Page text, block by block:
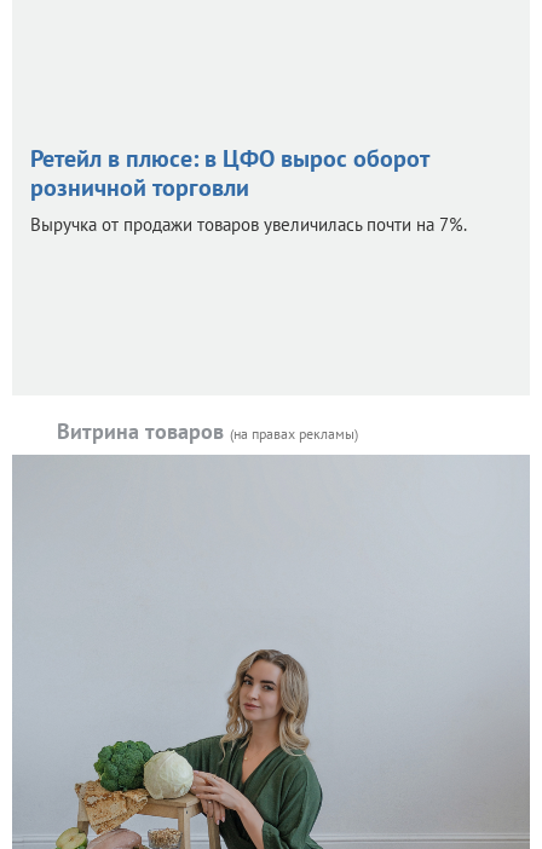
Ретейл в плюсе: в ЦФО вырос оборот
розничной торговли
Выручка от продажи товаров увеличилась почти на 7%.
Витрина товаров (на правах рекламы)